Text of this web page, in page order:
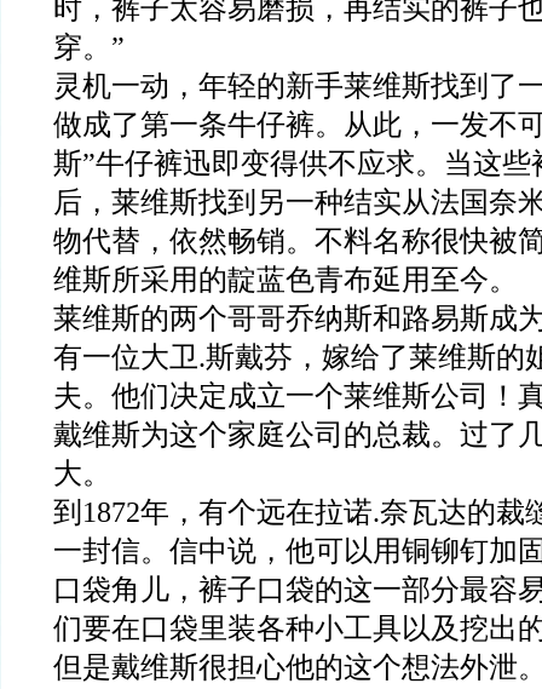
时，裤子太容易磨损，再结实的裤子
穿。”
灵机一动，年轻的新手莱维斯找到了
做成了第一条牛仔裤。从此，一发不
斯”牛仔裤迅即变得供不应求。当这
后，莱维斯找到另一种结实从法国奈
物代替，依然畅销。不料名称很快被
维斯所采用的靛蓝色青布延用至今。
莱维斯的两个哥哥乔纳斯和路易斯成
有一位大卫.斯戴芬，嫁给了莱维斯的
夫。他们决定成立一个莱维斯公司！
戴维斯为这个家庭公司的总裁。过了
大。
到1872年，有个远在拉诺.奈瓦达的裁
一封信。信中说，他可以用铜铆钉加
口袋角儿，裤子口袋的这一部分最容
们要在口袋里装各种小工具以及挖出
但是戴维斯很担心他的这个想法外泄